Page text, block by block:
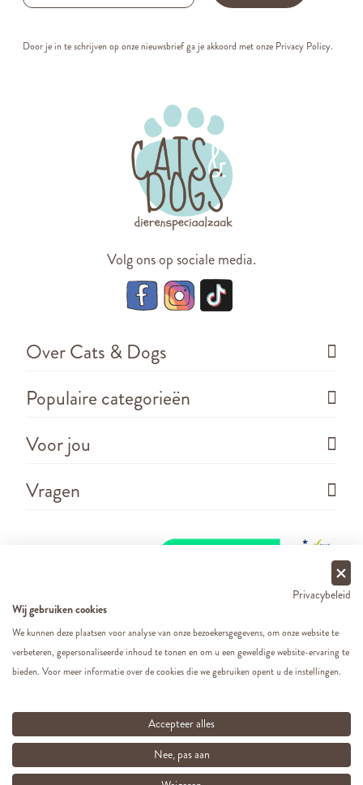
Door je in te schrijven op onze nieuwsbrief ga je akkoord met onze Privacy Policy.
Volg ons op sociale media.
Over Cats & Dogs
Populaire categorieën
Voor jou
Vragen
Copyright ©2026 - Cats&Dogs - Website byeWings
e-commerce
Privacybeleid
Wij gebruiken cookies
We kunnen deze plaatsen voor analyse van onze bezoekersgegevens, om onze website te
verbeteren, gepersonaliseerde inhoud te tonen en om u een geweldige website-ervaring te
bieden. Voor meer informatie over de cookies die we gebruiken opent u de instellingen.
Accepteer alles
Nee, pas aan